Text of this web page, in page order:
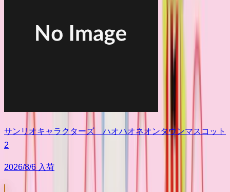
サンリオキャラクターズ ハオハオネオンタウンマスコット
2
2026/8/6 入荷